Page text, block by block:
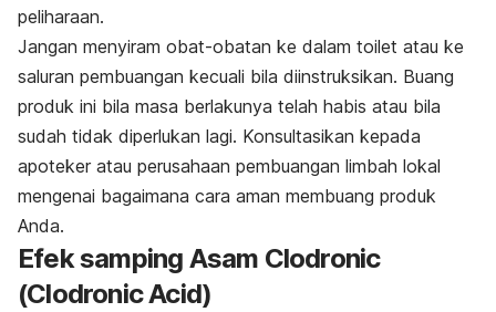
peliharaan.
Jangan menyiram obat-obatan ke dalam toilet atau ke
saluran pembuangan kecuali bila diinstruksikan. Buang
produk ini bila masa berlakunya telah habis atau bila
sudah tidak diperlukan lagi. Konsultasikan kepada
apoteker atau perusahaan pembuangan limbah lokal
mengenai bagaimana cara aman membuang produk
Anda.
Efek samping Asam Clodronic
(Clodronic Acid)